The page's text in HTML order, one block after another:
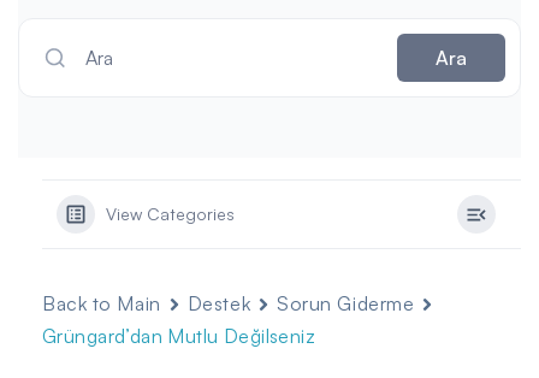
Ara Ara
View Categories
Back to Main Destek
Sorun Giderme
Grüngard’dan Mutlu Değilseniz